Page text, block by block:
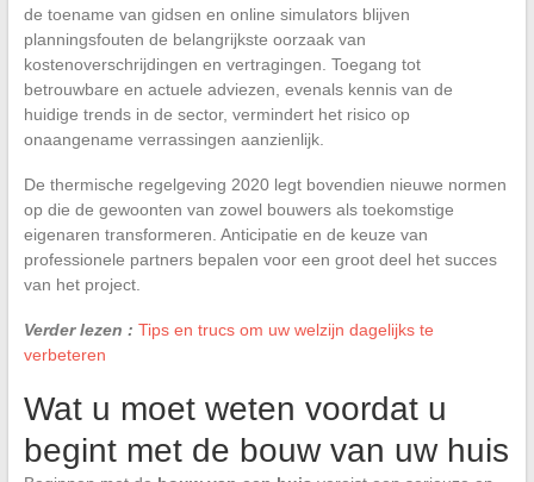
de toename van gidsen en online simulators blijven
planningsfouten de belangrijkste oorzaak van
kostenoverschrijdingen en vertragingen. Toegang tot
betrouwbare en actuele adviezen, evenals kennis van de
huidige trends in de sector, vermindert het risico op
onaangename verrassingen aanzienlijk.
De thermische regelgeving 2020 legt bovendien nieuwe normen
op die de gewoonten van zowel bouwers als toekomstige
eigenaren transformeren. Anticipatie en de keuze van
professionele partners bepalen voor een groot deel het succes
van het project.
Verder lezen : Tips en trucs om uw welzijn dagelijks te
verbeteren
Wat u moet weten voordat u
begint met de bouw van uw huis